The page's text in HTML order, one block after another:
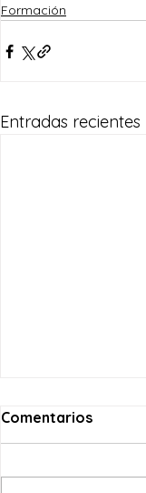
Formación
Entradas recientes
Comentarios